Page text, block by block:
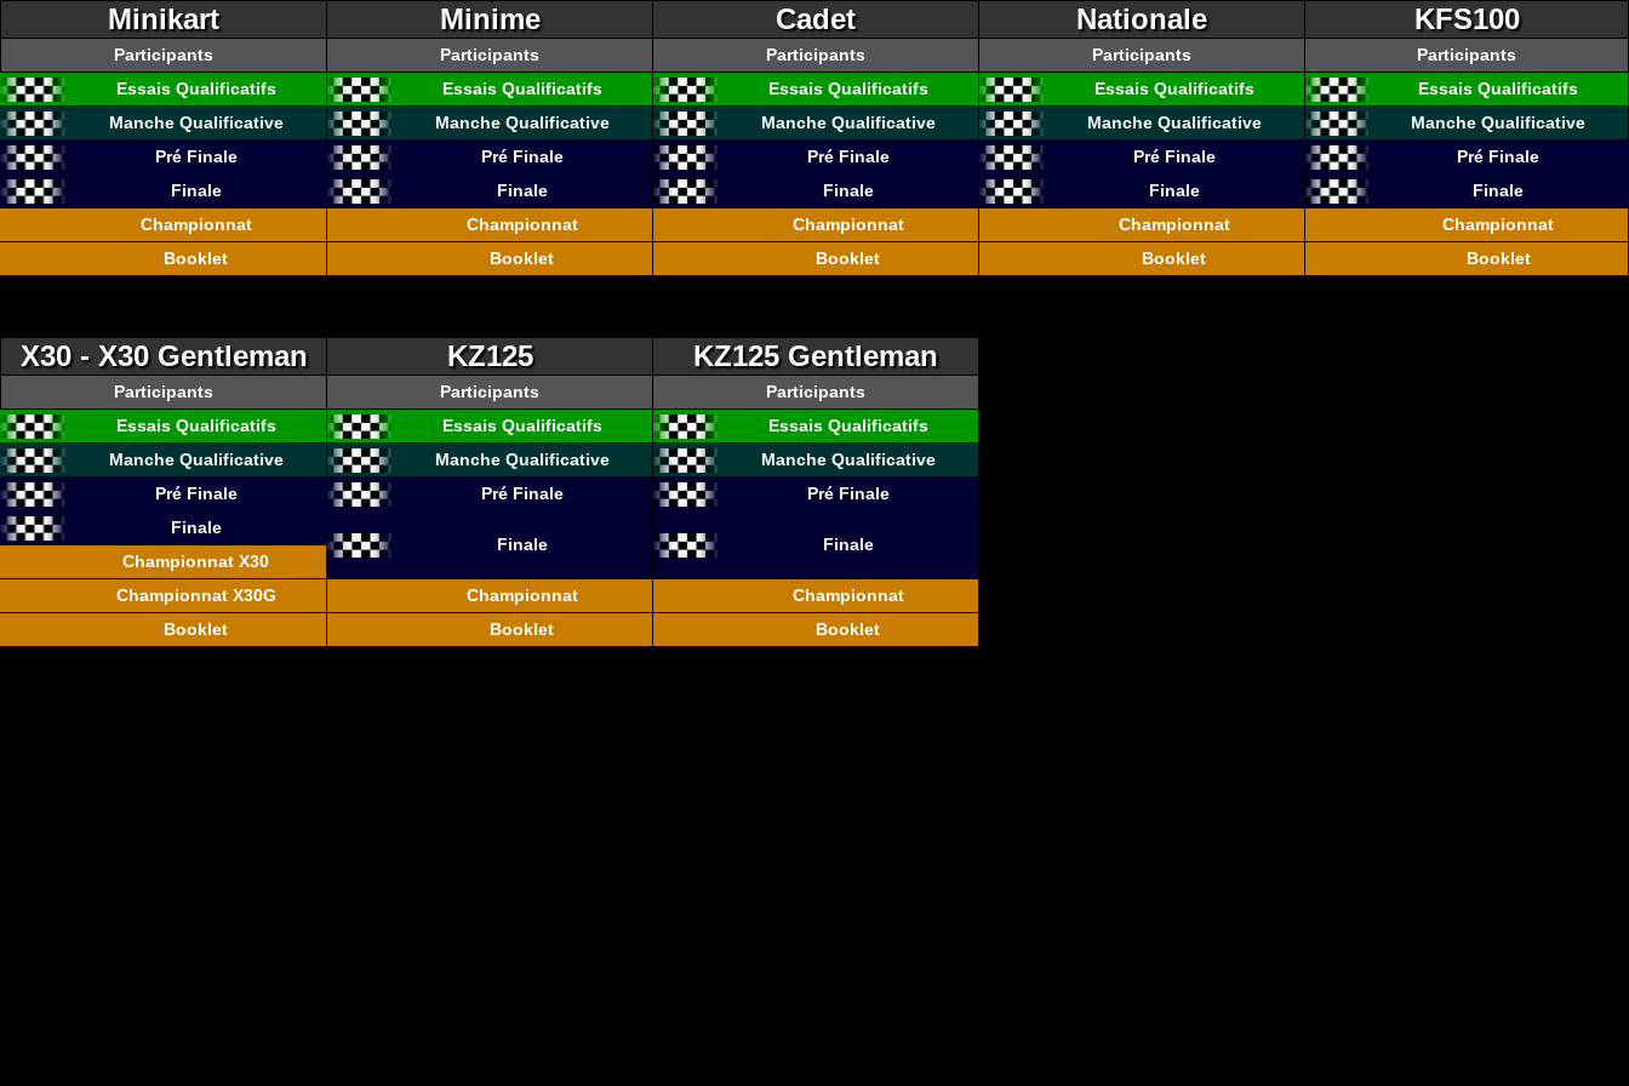
Minikart Minime Cadet Nationale KFS100
Participants Participants Participants Participants
Participants
Essais Qualificatifs
Essais Qualificatifs Essais Qualificatifs Essais Qualificatifs
Essais Qualificatifs
Manche Qualificative
Manche Qualificative Manche Qualificative Manche Qualificative
Manche Qualificative
Pré Finale
Pré Finale Pré Finale Pré Finale
Pré Finale
Finale
Finale Finale Finale
Finale
Championnat
Championnat Championnat Championnat
Championnat
Booklet
Booklet Booklet Booklet Booklet
X30 - X30 Gentleman KZ125 KZ125 Gentleman
Participants Participants
Participants
Essais Qualificatifs
Essais Qualificatifs
Essais Qualificatifs
Manche Qualificative
Manche Qualificative
Manche Qualificative
Pré Finale
Pré Finale
Pré Finale
Finale
Finale
Finale
Championnat X30
Championnat X30G
Championnat
Championnat
Booklet
Booklet Booklet